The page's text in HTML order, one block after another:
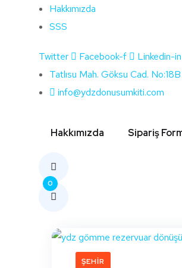
Hakkımızda
SSS
Twitter Facebook-f Linkedin-in
Tatlısu Mah. Göksu Cad.
info@ydzdonusumkiti.com
Hakkımızda Sipariş
0
ŞEHIR